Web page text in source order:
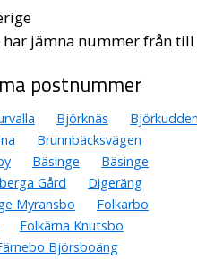
jämna nummer från till
postnummer
Björknäs
Brunnbäcksvägen
Bäsinge
Bäsinge
Gård
Digeräng
Myransbo
Folkarbo
Folkärna Knutsbo
Björsboäng